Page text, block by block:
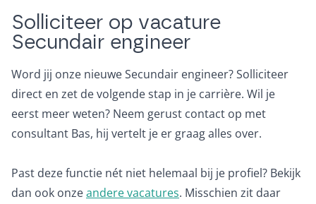
Solliciteer op vacature
Secundair engineer
Word jij onze nieuwe Secundair engineer? Solliciteer
direct en zet de volgende stap in je carrière. Wil je
eerst meer weten? Neem gerust contact op met
consultant Bas, hij vertelt je er graag alles over.
Past deze functie nét niet helemaal bij je profiel? Bekijk
dan ook onzeandere vacatures. Misschien zit daar